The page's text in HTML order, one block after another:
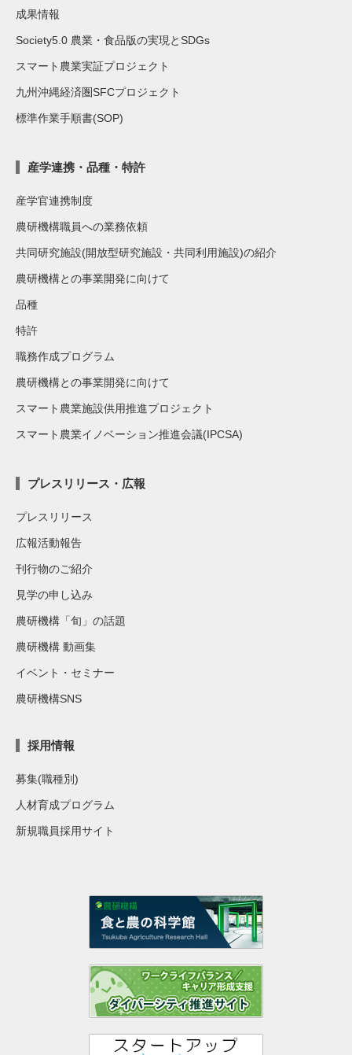
成果情報
Society5.0 農業・食品版の実現とSDGs
スマート農業実証プロジェクト
九州沖縄経済圏SFCプロジェクト
標準作業手順書(SOP)
産学連携・品種・特許
産学官連携制度
農研機構職員への業務依頼
共同研究施設(開放型研究施設・共同利用施設)の紹介
農研機構との事業開発に向けて
品種
特許
職務作成プログラム
農研機構との事業開発に向けて
スマート農業施設供用推進プロジェクト
スマート農業イノベーション推進会議(IPCSA)
プレスリリース・広報
プレスリリース
広報活動報告
刊行物のご紹介
見学の申し込み
農研機構「旬」の話題
農研機構 動画集
イベント・セミナー
農研機構SNS
採用情報
募集(職種別)
人材育成プログラム
新規職員採用サイト